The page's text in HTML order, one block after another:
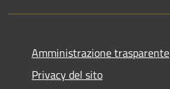
Amministrazione trasparente
Privacy del sito